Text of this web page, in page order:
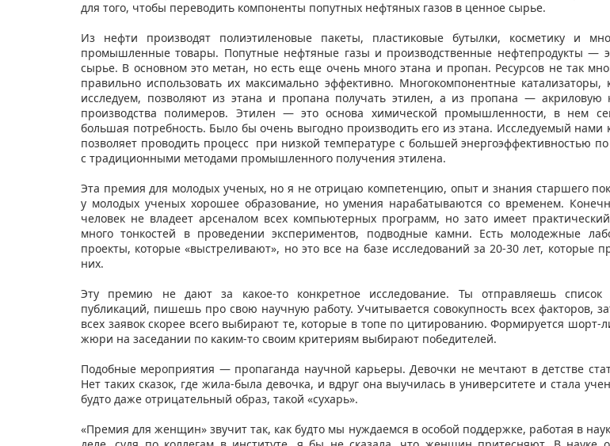
для того, чтобы переводить компоненты попутных нефтяных газов в ценное сырье.
Из нефти производят полиэтиленовые пакеты, пластиковые бутылки, косметику и
промышленные товары. Попутные нефтяные газы и производственные нефтепродукты —
сырье. В основном это метан, но есть еще очень много этана и пропан. Ресурсов не так
правильно использовать их максимально эффективно. Многокомпонентные катализаторы,
исследуем, позволяют из этана и пропана получать этилен, а из пропана — акриловую
производства полимеров. Этилен — это основа химической промышленности, в нем
большая потребность. Было бы очень выгодно производить его из этана. Исследуемый нами
позволяет проводить процесс при низкой температуре с большей энергоэффективностью
с традиционными методами промышленного получения этилена.
Эта премия для молодых ученых, но я не отрицаю компетенцию, опыт и знания старшего
у молодых ученых хорошее образование, но умения нарабатываются со временем.
человек не владеет арсеналом всех компьютерных программ, но зато имеет
много тонкостей в проведении экспериментов, подводные камни. Есть молодежные
проекты, которые «выстреливают», но это все на базе исследований за 20-30 лет, которые
них.
Эту премию не дают за какое-то конкретное исследование. Ты отправляешь список
публикаций, пишешь про свою научную работу. Учитывается совокупность всех факторов,
всех заявок скорее всего выбирают те, которые в топе по цитированию. Формируется шорт-
жюри на заседании по каким-то своим критериям выбирают победителей.
Подобные мероприятия — пропаганда научной карьеры. Девочки не мечтают в детстве
Нет таких сказок, где жила-была девочка, и вдруг она выучилась в университете и стала
будто даже отрицательный образ, такой «сухарь».
«Премия для женщин» звучит так, как будто мы нуждаемся в особой поддержке, работая в